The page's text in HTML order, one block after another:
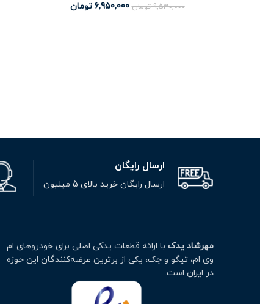
9,530,000 تومان 6,950,000 تومان
ارسال رایگان
ارسال رایگان خرید بالای 5 میلیون
مهرشاد یدک با ارائه قطعات یدکی اصلی برای خودروهای ام
وی ام، تیگو و جک، یکی از برترین عرضه‌کنندگان این حوزه
در ایران است.